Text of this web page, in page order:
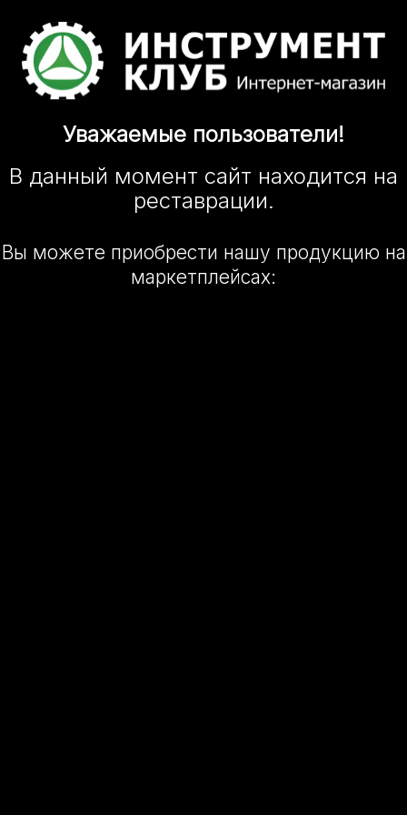
Уважаемые пользователи!
В данный момент сайт находится на
реставрации.
Вы можете приобрести нашу продукцию на
маркетплейсах: